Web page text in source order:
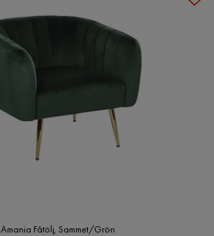
Amania Fåtölj, Sammet/Grön